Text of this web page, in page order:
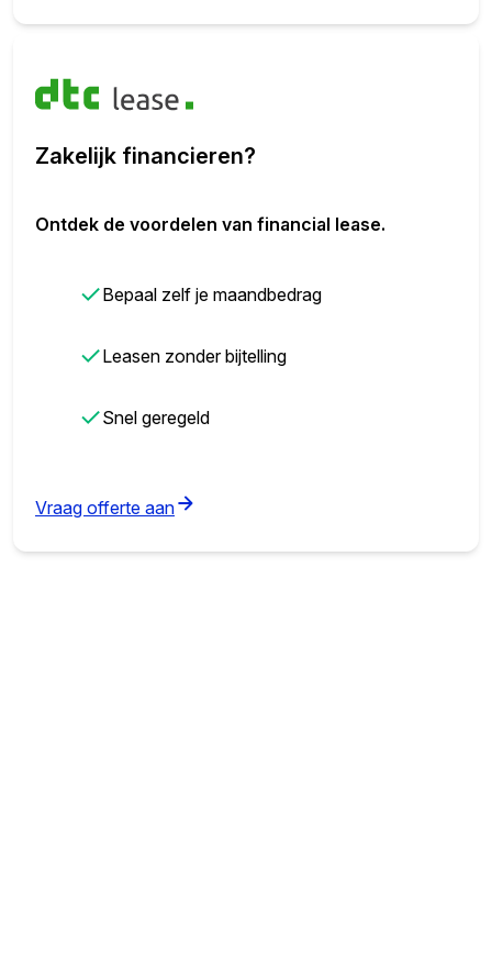
Zakelijk financieren?
Ontdek de voordelen van financial lease.
✓Bepaal zelf je maandbedrag
✓Leasen zonder bijtelling
✓Snel geregeld
Vraag offerte aan